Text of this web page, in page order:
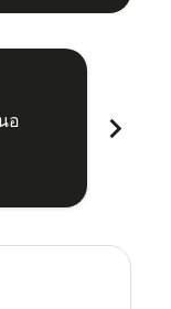
อ
chevron_right